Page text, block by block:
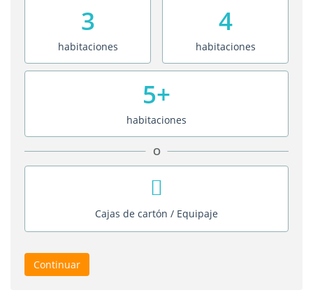
3
habitaciones
4
habitaciones
5+
habitaciones
O
Cajas de cartón / Equipaje
Continuar